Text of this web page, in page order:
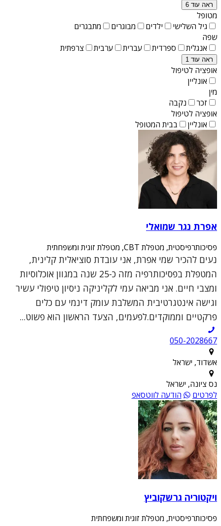
ראה עוד 6
מטופל
גיל השלישי
ילדים מבוגרים
מתבגרים
שפה
אנגלית
ספרדית עברית ערבית צרפתית
ראה עוד 1
אופציה לטיפול
אונליין
מין
זכר
נקבה
אופציה לטיפול
אונליין
בבית המטופל
אפרת נגר שמואלי
פסיכותרפיסטית, מטפלת CBT, מטפלת זוגית ומשפחתית
נעים להכיר שמי אפרת, אני עובדת סוציאלית קלינית,
המטפלת בפסיכותרפיה מזה כ-25 שנה במגוון אוכלוסיות
ומצבי חיים. אני מביאה עמי לקליניקה ניסיון טיפולי עשיר
וגישה אינטגרטיבית המשלבת עומק דינמי עם כלים
פרקטיים וממוקדים.לפעמים, הצעד הראשון הוא פשוט...
050-2028667
אשדוד, ישראל
נס ציונה, ישראל
לפרטים
הודעה לווטסאפ
ויקטוריה גרשקוביץ
פסיכותרפיסטית, מטפלת זוגית ומשפחתית